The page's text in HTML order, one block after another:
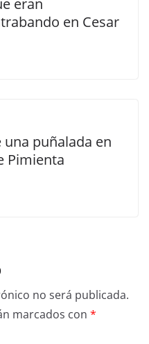
en Cesar
una puñalada en
Pimienta
no será publicada.
marcados con *